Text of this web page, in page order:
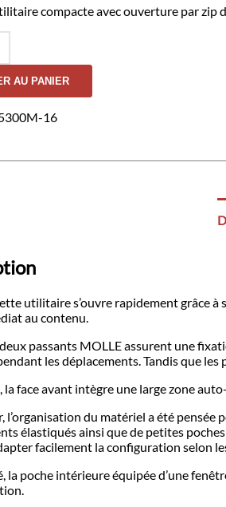
compacte avec ouverture par zip
AU PANIER
16
utilitaire s’ouvre rapidement grâce à
au contenu.
passants MOLLE assurent une
les déplacements. Tandis que
la face avant intègre une large zone
l’organisation du matériel a été
élastiqués ainsi que de petites
facilement la configuration selon
la poche intérieure équipée d’une